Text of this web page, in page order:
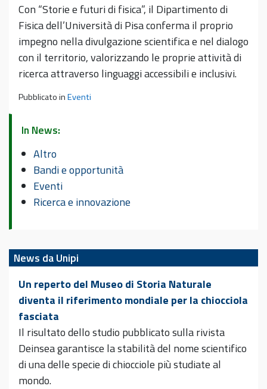
Con “Storie e futuri di fisica”, il Dipartimento di
Fisica dell’Università di Pisa conferma il proprio
impegno nella divulgazione scientifica e nel dialogo
con il territorio, valorizzando le proprie attività di
ricerca attraverso linguaggi accessibili e inclusivi.
Pubblicato inEventi
In News:
Altro
Bandi e opportunità
Eventi
Ricerca e innovazione
News da Unipi
Un reperto del Museo di Storia Naturale
diventa il riferimento mondiale per la chiocciola
fasciata
Il risultato dello studio pubblicato sulla rivista
Deinsea garantisce la stabilità del nome scientifico
di una delle specie di chiocciole più studiate al
mondo.